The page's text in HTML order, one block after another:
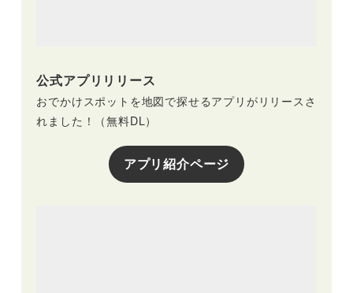
公式アプリリリース
おでかけスポットを地図で探せるアプリがリリースさ
れました！（無料DL）
アプリ紹介ページ